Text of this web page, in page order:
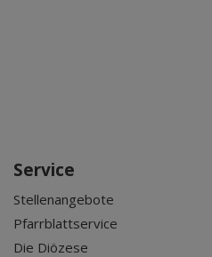
Service
Stellenangebote
Pfarrblattservice
Die Diözese